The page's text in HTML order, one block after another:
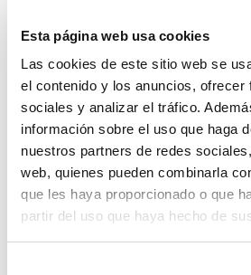
Esta página web usa cookies
Las cookies de este sitio web se
el contenido y los anuncios, ofrecer
sociales y analizar el tráfico.
información sobre el uso que haga
nuestros partners de redes
web, quienes pueden combinarla
que les haya proporcionado o que
partir del uso que haya hecho de
participación
La mayor participación en las 3
supondrá para los clubes la
importantes premios en metálico,
para el 1er club, 600 € para el 2º
Con este premio desde la
incentivar no solo la inscripción
participantes, sino también el